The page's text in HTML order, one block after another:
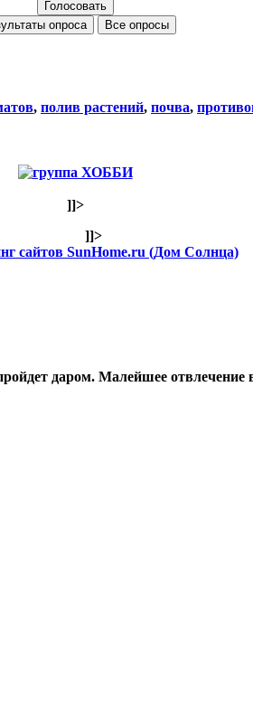
Все опросы
, полив растений, почва,
]]>
]]>
даром. Малейшее